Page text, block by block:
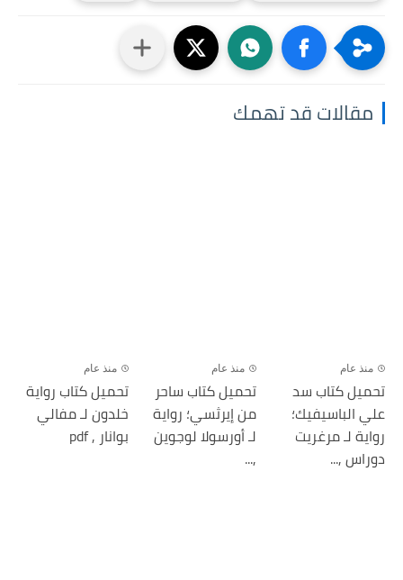
مقالات قد تهمك
منذ عام
تحميل كتاب سد
علي الباسيفيك؛
رواية لـ مرغريت
دوراس ,...
منذ عام
تحميل كتاب ساحر
من إيرثسي؛ رواية
لـ أورسولا لوجوين
,...
منذ عام
تحميل كتاب رواية
خلدون لـ مفالي
بوانار , pdf